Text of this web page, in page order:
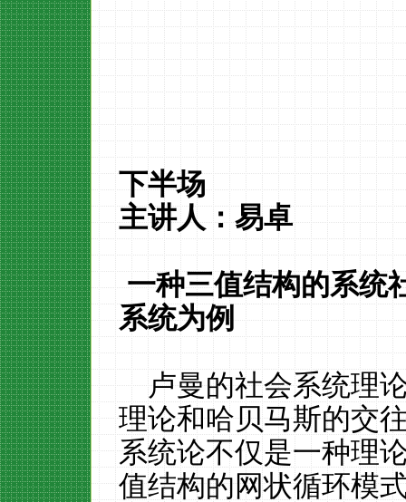
下半场
主讲人：易卓
一种三值结构的系
系统为例
卢曼的社会系统理
理论和哈贝马斯的交
系统论不仅是一种理
值结构的网状循环模